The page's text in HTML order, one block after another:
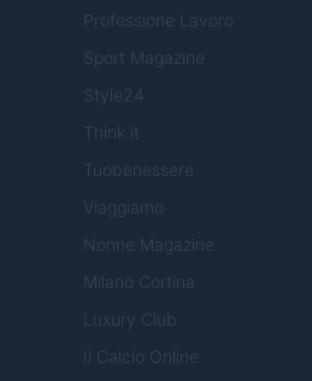
Professione Lavoro
Sport Magazine
Style24
Think.it
Tuobenessere
Viaggiamo
Nonne Magazine
Milano Cortina
Luxury Club
Il Calcio Online